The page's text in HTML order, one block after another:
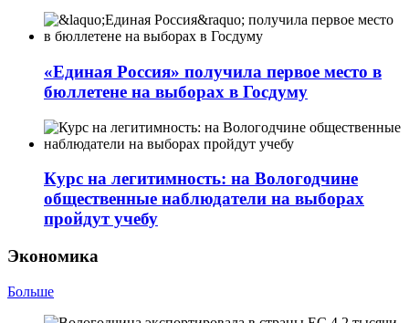
«Единая Россия» получила первое место в
бюллетене на выборах в Госдуму
Курс на легитимность: на Вологодчине
общественные наблюдатели на выборах
пройдут учебу
Экономика
Больше